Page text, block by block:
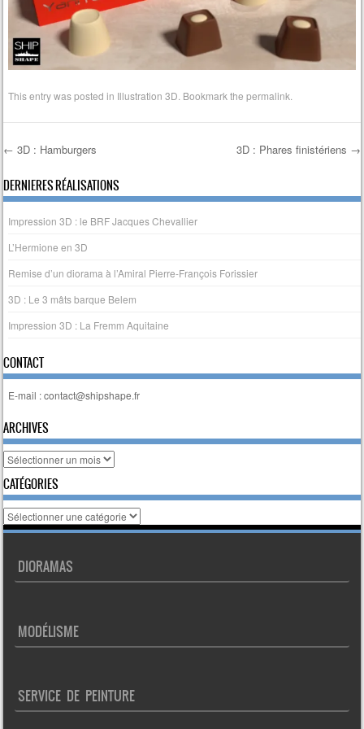
This entry was posted in Illustration 3D . Bookmark thepermalink
Post navigation
← 3D : Hamburgers 3D : Phares finistériens →
DERNIERES RÉALISATIONS
Impression 3D : le BRF Jacques Chevallier
L’Hermione en 3D
Remise d’un diorama à l’Amiral Pierre-François Forissier
3D : Le 3 mâts barque Belem
Impression 3D : La Fremm Aquitaine
CONTACT
E-mail : contact@shipshape.fr
ARCHIVES
Archives
CATÉGORIES
Catégories
DIORAMAS
MODÉLISME
SERVICE DE PEINTURE